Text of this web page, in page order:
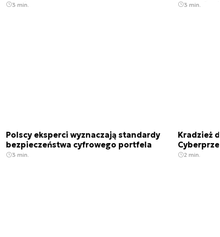
3 min. 3 min.
Polscy eksperci wyznaczają standardy
bezpieczeństwa cyfrowego portfela
3 min.
Kradzież
2 min.